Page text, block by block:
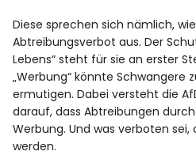
Diese sprechen sich nämlich,
Abtreibungsverbot aus. Der
Lebens“ steht für sie an erster
„Werbung“ könnte Schwangere
ermutigen. Dabei versteht die
darauf, dass Abtreibungen
Werbung. Und was verboten
werden.